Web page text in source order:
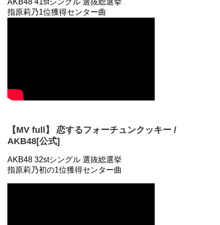
指原莉乃1位獲得センター曲
【MV full】 恋するフォーチュンクッキー /
AKB48[公式]
AKB48 32stシングル 選抜総選挙
指原莉乃初の1位獲得センター曲